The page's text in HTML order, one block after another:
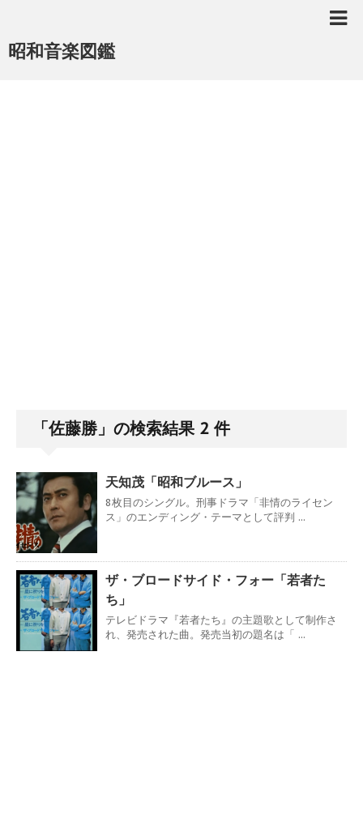
昭和音楽図鑑
「佐藤勝」の検索結果 2 件
天知茂「昭和ブルース」
8枚目のシングル。刑事ドラマ「非情のライセン
ス」のエンディング・テーマとして評判 ...
ザ・ブロードサイド・フォー「若者た
ち」
テレビドラマ『若者たち』の主題歌として制作さ
れ、発売された曲。発売当初の題名は「 ...